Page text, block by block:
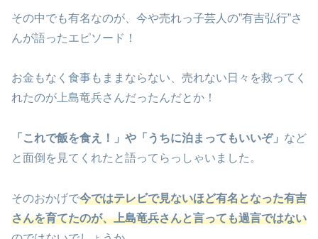
その中でも有名なのが、今や売れっ子芸人の”有吉弘行”さ
んが語ったエピソード！
お金もなく食事もままならない、売れない日々を救ってく
れたのが上島竜兵さんだったんだとか！
「これで飯を食え！」や「うちに泊まってもいいぞ」 など
と面倒を見てくれたと語ってらっしゃいました。
そのおかげで今ではテレビで見ないほど有名となった有吉
さんを育てたのが、上島竜兵さんと言っても過言ではない